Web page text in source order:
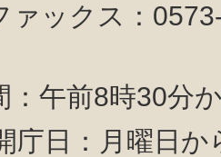
ァックス：
：午前8時30分
庁日：月曜日か